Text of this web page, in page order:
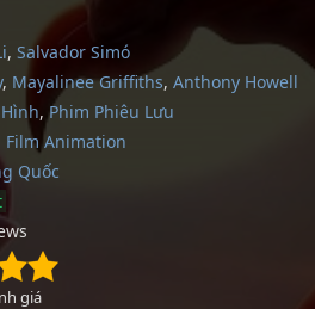
, Salvador Simó
, Mayalinee Griffiths, Anthony Howell
,Phim Phiêu Lưu
Film Animation
Quốc
giá